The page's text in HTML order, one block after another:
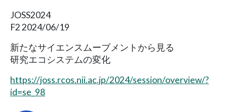
JOSS2024
F2 2024/06/19
新たなサイエンスムーブメントから見る
研究エコシステムの変化
https://joss.rcos.nii.ac.jp/2024/session/overview/?
id=se_98